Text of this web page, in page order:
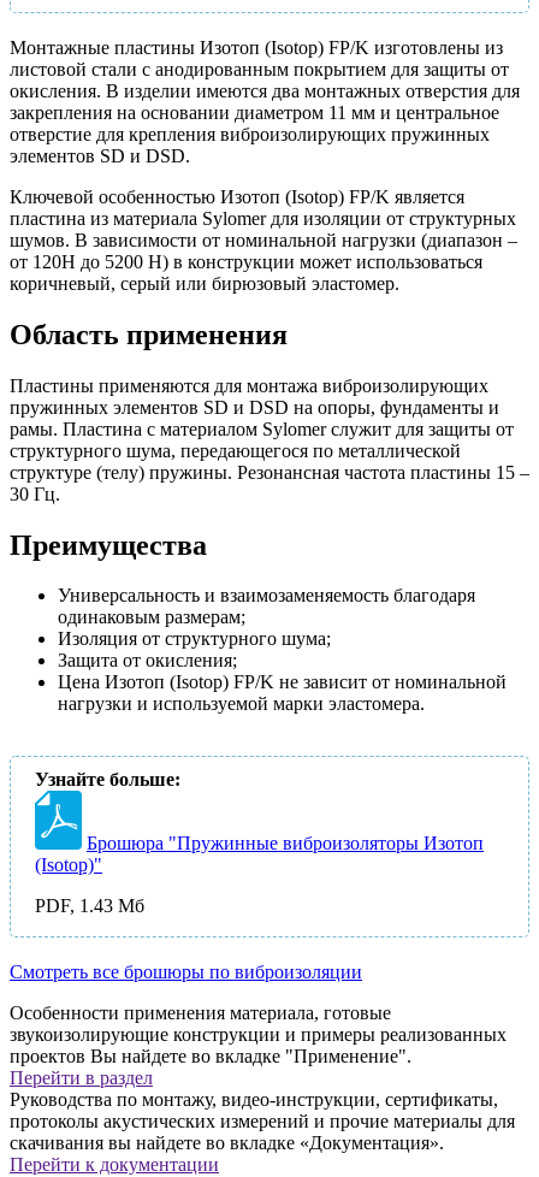
Монтажные пластины Изотоп (Isotop) FP/K изготовлены из
листовой стали с анодированным покрытием для защиты от
окисления. В изделии имеются два монтажных отверстия для
закрепления на основании диаметром 11 мм и центральное
отверстие для крепления виброизолирующих пружинных
элементов SD и DSD.
Ключевой особенностью Изотоп (Isotop) FP/K является
пластина из материала Sylomer для изоляции от структурных
шумов. В зависимости от номинальной нагрузки (диапазон –
от 120Н до 5200 Н) в конструкции может использоваться
коричневый, серый или бирюзовый эластомер.
Область применения
Пластины применяются для монтажа виброизолирующих
пружинных элементов SD и DSD на опоры, фундаменты и
рамы. Пластина с материалом Sylomer служит для защиты от
структурного шума, передающегося по металлической
структуре (телу) пружины. Резонансная частота пластины 15 –
30 Гц.
Преимущества
Универсальность и взаимозаменяемость благодаря
одинаковым размерам;
Изоляция от структурного шума;
Защита от окисления;
Цена Изотоп (Isotop) FP/K не зависит от номинальной
нагрузки и используемой марки эластомера.
Узнайте больше:
Брошюра "Пружинные виброизоляторы Изотоп
(Isotop)"
PDF, 1.43 Мб
Смотреть все брошюры по виброизоляции
Особенности применения материала, готовые
звукоизолирующие конструкции и примеры реализованных
проектов Вы найдете во вкладке "Применение".
Перейти в раздел
Руководства по монтажу, видео-инструкции, сертификаты,
протоколы акустических измерений и прочие материалы для
скачивания вы найдете во вкладке «Документация».
Перейти к документации